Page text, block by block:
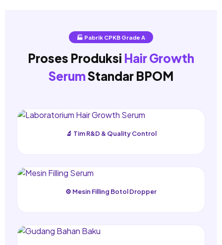
🏭 Pabrik CPKB Grade A
Proses Produksi Hair Growth
SerumStandar BPOM
🔬 Tim R&D & Quality Control
⚙️ Mesin Filling Botol Dropper